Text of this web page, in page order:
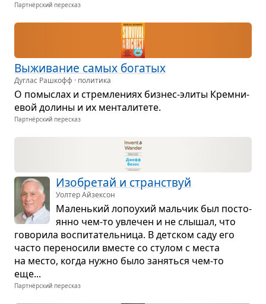
Партнёрский пересказ
Выжи­ва­ние самых бога­тых
Дуглас Рашкофф · политика
О помыс­лах и стрем­ле­ниях биз­нес-элиты Крем­ни­
е­вой долины и их мен­та­ли­тете.
Партнёрский пересказ
Изоб­ре­тай и стран­ствуй
Уолтер Айзексон
Малень­кий лопо­ухий маль­чик был посто­
янно чем-то увле­чен и не слы­шал, что
гово­рила вос­пи­та­тель­ница. В дет­ском саду его
часто пере­но­сили вме­сте со сту­лом с места
на место, когда нужно было заняться чем-то
еще...
Партнёрский пересказ